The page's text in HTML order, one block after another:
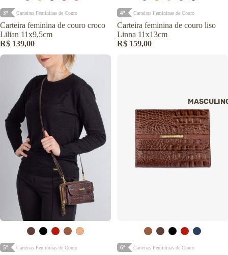
3º Carteiras Femininas de Couro
Carteira feminina de couro croco
Lilian 11x9,5cm
R$ 139,00
4º Carteiras Femininas de Couro
Carteira feminina de couro liso
Linna 11x13cm
R$ 159,00
5º Carteiras Femininas de Couro 6º Carteiras Femininas de Couro